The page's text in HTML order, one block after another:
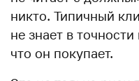
никто. Типичный
не знает в
что он покупает.